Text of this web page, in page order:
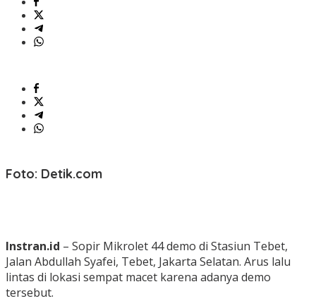
Foto: Detik.com
Instran.id – Sopir Mikrolet 44 demo di Stasiun Tebet,
Jalan Abdullah Syafei, Tebet, Jakarta Selatan. Arus lalu
lintas di lokasi sempat macet karena adanya demo
tersebut.